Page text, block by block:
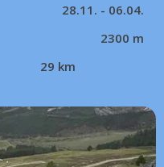
28.11. - 06.04.
2300 m
29 km
18 km